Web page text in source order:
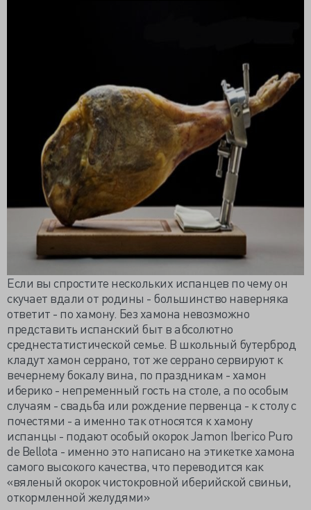
Если вы спростите нескольких испанцев по чему он
скучает вдали от родины - большинство наверняка
ответит - по хамону. Без хамона невозможно
представить испанский быт в абсолютно
среднестатистической семье. В школьный бутерброд
кладут хамон серрано, тот же серрано сервируют к
вечернему бокалу вина, по праздникам - хамон
иберико - непременный гость на столе, а по особым
случаям - свадьба или рождение первенца - к столу с
почестями - а именно так относятся к хамону
испанцы - подают особый окорокJamon Iberico Puro
de Bellota - именно это написано на этикетке хамона
самого высокого качества, что переводится как
«вяленый окорок чистокровной иберийской свиньи,
откормленной желудями»